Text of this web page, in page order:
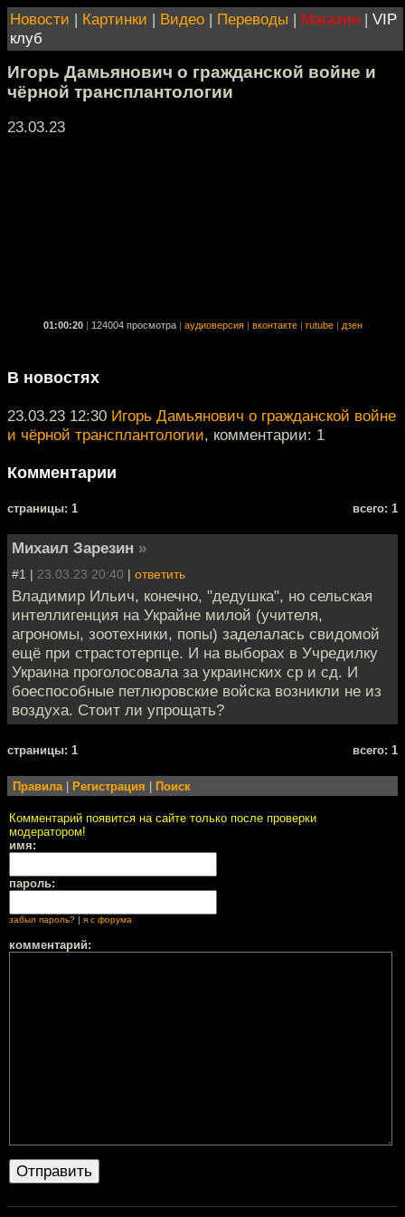
Новости | Картинки | Видео | Переводы | Магазин | VIP
клуб
Игорь Дамьянович о гражданской войне и
чёрной трансплантологии
23.03.23
01:00:20 124004 просмотра аудиоверсия вконтакте rutube дзен
В новостях
23.03.23 12:30 Игорь Дамьянович о гражданской войне
и чёрной трансплантологии, комментарии: 1
Комментарии
cтраницы: 1 всего: 1
Михаил Зарезин »
#1 | 23.03.23 20:40 | ответить
Владимир Ильич, конечно, "дедушка", но сельская
интеллигенция на Украйне милой (учителя,
агрономы, зоотехники, попы) заделалась свидомой
ещё при страстотерпце. И на выборах в Учредилку
Украина проголосовала за украинских ср и сд. И
боеспособные петлюровские войска возникли не из
воздуха. Стоит ли упрощать?
cтраницы: 1 всего: 1
Правила| Регистрация Поиск
Комментарий появится на сайте только после проверки
модератором!
имя:
пароль:
забыл пароль? я с форума
комментарий: